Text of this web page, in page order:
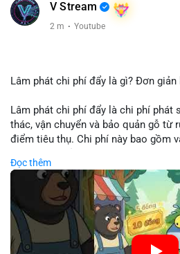
V Stream
2 m · Youtube
Lâm phát chi phí đẩy là gì? Đơn giản
Lâm phát chi phí đẩy là chi phí phát
thác, vận chuyển và bảo quản gỗ từ
điểm tiêu thụ. Chi phí này bao gồm
điều kiện địa hình. Việc hiểu rõ chi
lâm nghiệp tối ưu hoá chuỗi cung
🎥 Xem video trực tiếp tại:
Nguồn: Cú Thông Thái
Đọc thêm